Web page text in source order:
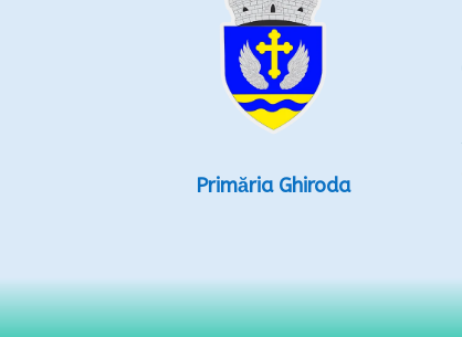
Primăria Ghiroda